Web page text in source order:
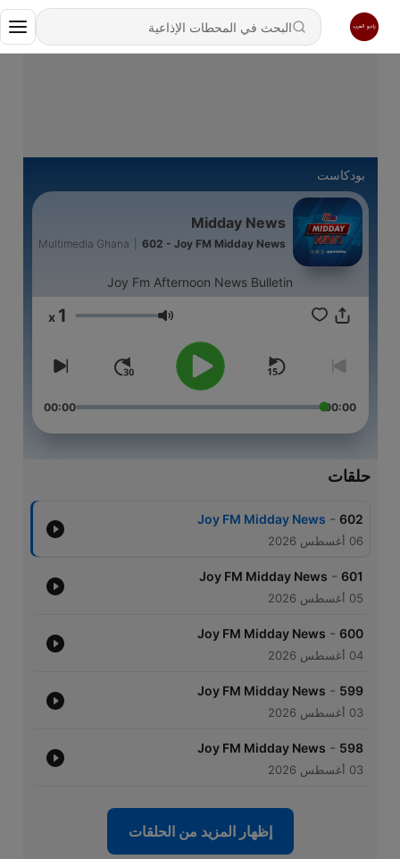
بودكاست
Midday News
Multimedia Ghana 602 - Joy FM Midday News
Joy Fm Afternoon News Bulletin
مستوى الصوت 1
x
00:00
00:00
حلقات
602
-
Joy FM Midday News
06 أغسطس 2026
601
-
Joy FM Midday News
05 أغسطس 2026
600
-
Joy FM Midday News
04 أغسطس 2026
599
-
Joy FM Midday News
03 أغسطس 2026
598
-
Joy FM Midday News
03 أغسطس 2026
إظهار المزيد من الحلقات